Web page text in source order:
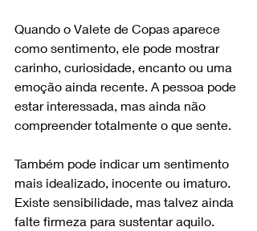
Quando o Valete de Copas aparece
como sentimento, ele pode mostrar
carinho, curiosidade, encanto ou uma
emoção ainda recente. A pessoa pode
estar interessada, mas ainda não
compreender totalmente o que sente.
Também pode indicar um sentimento
mais idealizado, inocente ou imaturo.
Existe sensibilidade, mas talvez ainda
falte firmeza para sustentar aquilo.